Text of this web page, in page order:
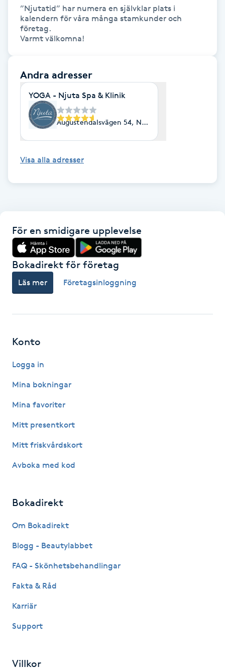
LED-ljusterapi
LPG
LPG-behandling
LPG-massage
Luggklippning
M
Makeup
Manikyr & Pedikyr
Massage
Medial vägledning
Medicinsk massage
Medium
Microshading
Nagelförlängning akryl
”Njutatid” har numera en självklar plats i
kalendern för våra många stamkunder och
företag.
Varmt välkomna!
Andra adresser
YOGA - Njuta Spa & Klinik
Augustendalsvägen 54, Nacka Strand
Visa alla adresser
För en smidigare upplevelse
Bokadirekt för företag
Läs mer Företagsinloggning
Konto
Logga in
Mina bokningar
Mina favoriter
Mitt presentkort
Mitt friskvårdskort
Avboka med kod
Bokadirekt
Om Bokadirekt
Blogg - Beautylabbet
FAQ - Skönhetsbehandlingar
Fakta & Råd
Karriär
Support
Villkor